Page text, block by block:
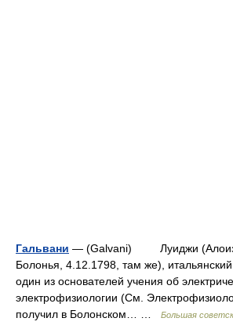
Гальвани — (Galvani) Луиджи
Болонья, 4.12.1798, там же),
один из основателей учения об
электрофизиологии (См.
получил в Болонском… …
Большая